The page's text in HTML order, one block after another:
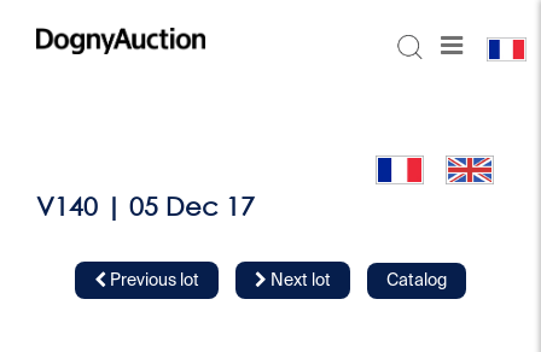
V140 | 05 Dec 17
Previous lot Next lot Catalog